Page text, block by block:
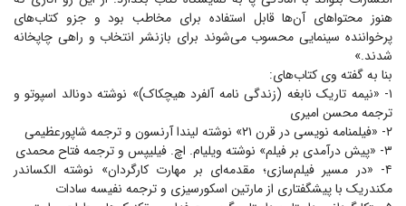
هنوز محتوا‌های آن‌ها قابل استفاده برای مخاطب بود و جزو کتاب‌های
پرخواننده سینمایی محسوب می‌شوند برای بازنشر انتخاب و راهی چاپخانه
شدند.»
بنا به گفته وی کتاب‌های:
۱- «نیمه تاریک نابغه (زندگی نامه آلفرد هیچکاک)» نوشته دونالد اسپوتو و
ترجمه محسن امیری
۲- «فیلمنامه نویسی در قرن ۲۱» نوشته لیندا آرنسون و ترجمه شاپورعظیمی
۳- «پیش درآمدی بر فیلم» نوشته ویلیام. اچ. فیلیپس و ترجمه فتاح محمدی
۴- «در مسیر فیلم‌سازی؛ مقدمه‌ای بر مهارت کارگردان» نوشته الکساندر
مکندریک با پیشگفتاری از مارتین اسکورسیزی و ترجمه نفیسه سادات